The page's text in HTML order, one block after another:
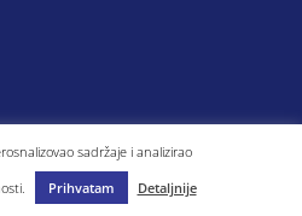
sadržaje i analizirao
Prihvatam Detaljnije